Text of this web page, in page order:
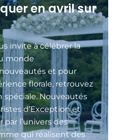
en avril sur
invite à célébrer la
monde
et pour
florale, retrouvez
Nouveautés
d’Exception et
par l’univers des
qui réalisent des